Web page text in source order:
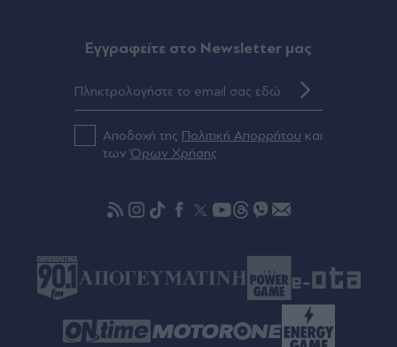
Eγγραφείτε στο Newsletter μας
Αποδοχή της Πολιτική Απορρήτου και
τωνΌρων Χρήσης